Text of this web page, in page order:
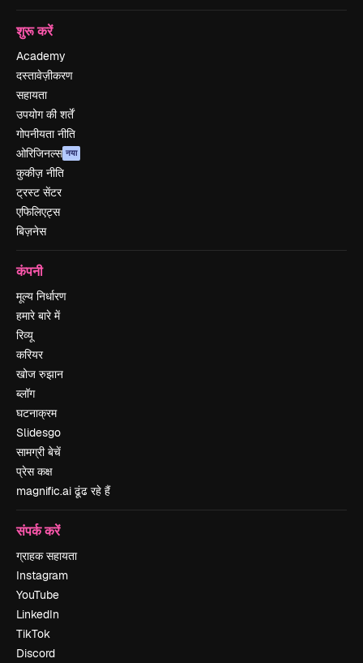
शुरू करें
Academy
दस्तावेज़ीकरण
सहायता
उपयोग की शर्तें
गोपनीयता नीति
ओरिजिनल्स नया
कुकीज़ नीति
ट्रस्ट सेंटर
एफिलिएट्स
बिज़नेस
कंपनी
मूल्य निर्धारण
हमारे बारे में
रिव्यू
करियर
खोज रुझान
ब्लॉग
घटनाक्रम
Slidesgo
सामग्री बेचें
प्रेस कक्ष
magnific.ai ढूंढ रहे हैं
संपर्क करें
ग्राहक सहायता
Instagram
YouTube
LinkedIn
TikTok
Discord